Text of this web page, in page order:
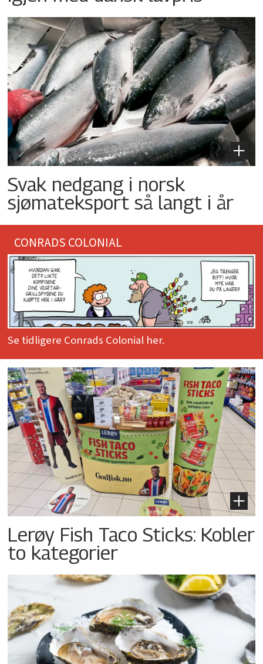
Svak nedgang i norsk
sjømateksport så langt i år
CONRADS COLONIAL
Se tidligere Conrads Colonial her.
Lerøy Fish Taco Sticks: Kobler
to kategorier